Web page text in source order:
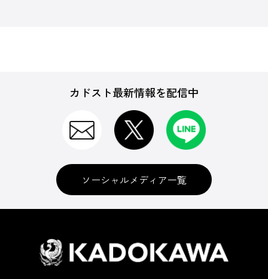
カドスト最新情報を配信中
ソーシャルメディア一覧